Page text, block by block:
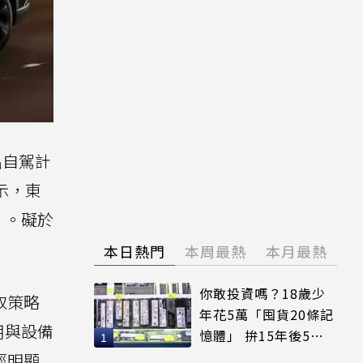
駕計
，東
礙於
策略
設備
本日熱門 本周最熱 本月最熱
你敢投資嗎？18歲少
年花5萬「囤貨20條記
憶體」 拚15年後5倍